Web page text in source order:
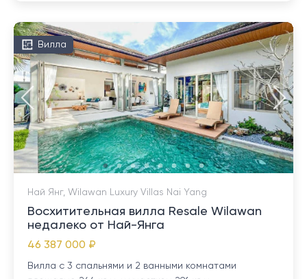
Вилла
Най Янг, Wilawan Luxury Villas Nai Yang
Восхитительная вилла Resale Wilawan
недалеко от Най-Янга
46 387 000 ₽
Вилла с 3 спальнями и 2 ванными комнатами